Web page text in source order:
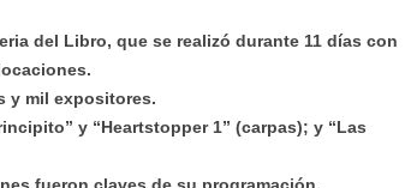
del Libro, que se realizó durante 11 días con
y mil expositores.
y “Heartstopper 1” (carpas); y “Las